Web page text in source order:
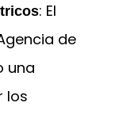
: El
de
una
los